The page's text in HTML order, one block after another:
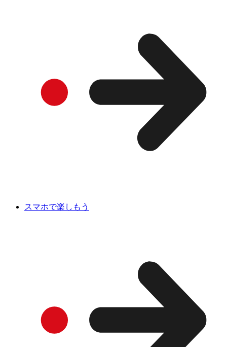
スマホで楽しもう